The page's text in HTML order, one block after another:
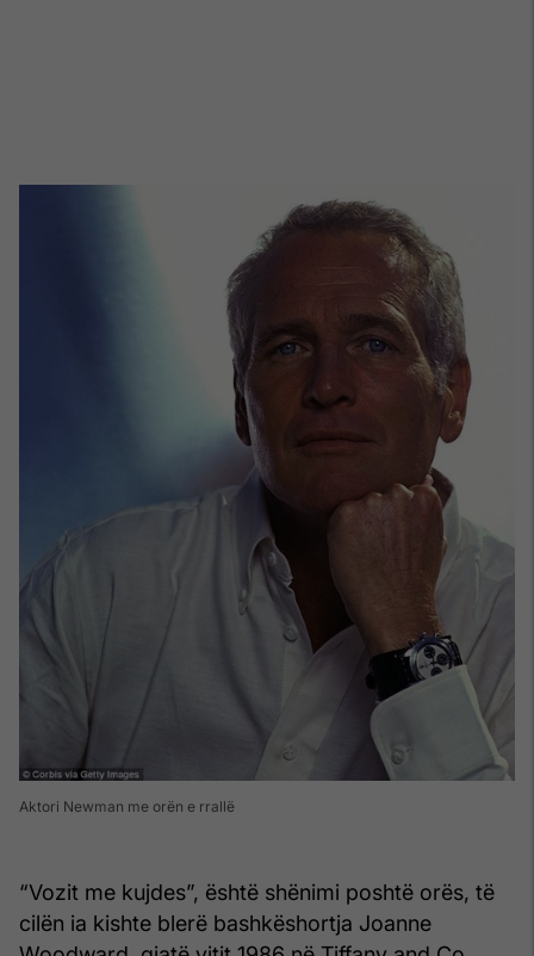
Aktori Newman me orën e rrallë
“Vozit me kujdes”, është shënimi poshtë orës, të
cilën ia kishte blerë bashkëshortja Joanne